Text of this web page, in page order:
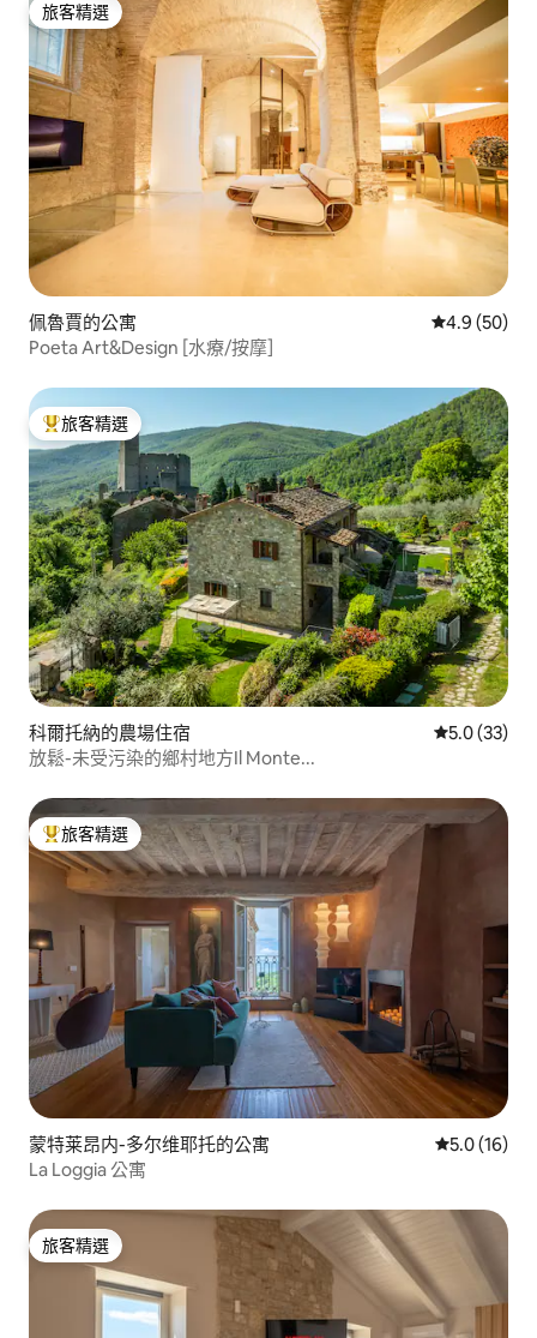
旅客精選
旅客精選
佩魯賈的公寓 從 50 則評
4.9 (50)
Poeta Art&Design [水療/按摩]
旅客精選榜首
旅客精選
科爾托納的農場住宿 從 33 則評
5.0 (33)
放鬆-未受污染的鄉村地方Il Monte...
旅客精選榜首
旅客精選
蒙特莱昂内-多尔维耶托的公寓 從 16 則評
5.0 (16)
La Loggia 公寓
旅客精選
旅客精選